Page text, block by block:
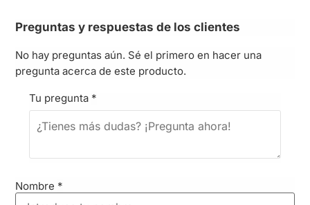
Preguntas y respuestas de los clientes
No hay preguntas aún. Sé el primero en hacer una
pregunta acerca de este producto.
Tu pregunta *
Nombre *